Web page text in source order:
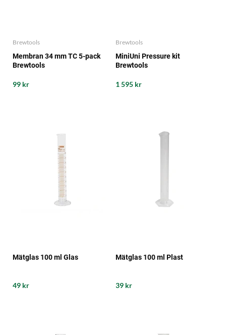
Brewtools
Membran 34 mm TC 5-pack
Brewtools
99 kr
Brewtools
MiniUni Pressure kit
Brewtools
1 595 kr
Mätglas 100 ml Glas
49 kr
Mätglas 100 ml Plast
39 kr